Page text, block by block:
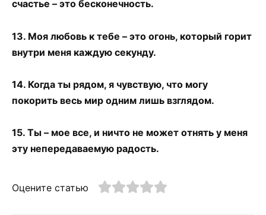
счастье – это бесконечность.
13. Моя любовь к тебе – это огонь, который горит
внутри меня каждую секунду.
14. Когда ты рядом, я чувствую, что могу
покорить весь мир одним лишь взглядом.
15. Ты – мое все, и ничто не может отнять у меня
эту непередаваемую радость.
Оцените статью